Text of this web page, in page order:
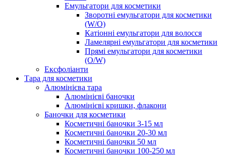
Емульгатори для косметики
Зворотні емульгатори для косметики
(W/O)
Катіонні емульгатори для волосся
Ламелярні емульгатори для косметики
Прямі емульгатори для косметики
(O/W)
Ексфоліанти
Тара для косметики
Алюмінієва тара
Алюмінієві баночки
Алюмінієві кришки, флакони
Баночки для косметики
Косметичні баночки 3-15 мл
Косметичні баночки 20-30 мл
Косметичні баночки 50 мл
Косметичні баночки 100-250 мл